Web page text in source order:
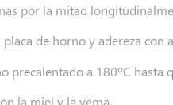
por la mitad
placa de horno y adereza con
precalentado a 180ºC
la miel y la yema.